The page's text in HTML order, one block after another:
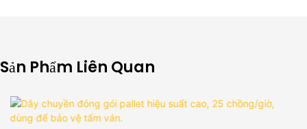
Sản Phẩm Liên Quan